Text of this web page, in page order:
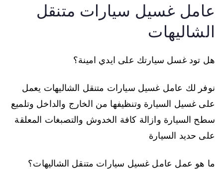
عامل غسيل سيارات متنقل
الشاليهات
هل تود غسل سيارتك على ايدي امينة؟
نوفر لك عامل غسيل سيارات متنقل الشاليهات يعمل
على غسيل السيارة وتنظيفها من الخارج والداخل وتلميع
سطح السيارة وازالة كافة الخدوش والتصبغات المعلقة
على حديد السيارة
ما هو عمل عامل غسيل سيارات متنقل الشاليهات؟